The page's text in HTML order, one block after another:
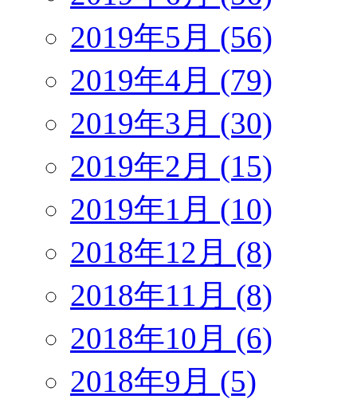
2019年5月 (56)
2019年4月 (79)
2019年3月 (30)
2019年2月 (15)
2019年1月 (10)
2018年12月 (8)
2018年11月 (8)
2018年10月 (6)
2018年9月 (5)